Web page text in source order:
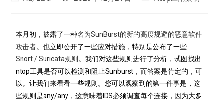
本月初，披露了一种名为SunBurst的新的高度规避的恶意软件
攻击者。也立即公开了一些应对措施，特别是公布了一些
Snort / Suricata规则 。我们对这些规则进行了分析，试图找出
ntop工具是否可以检测和阻止Sunburst，而答案是肯定的，可
以。让我们来看看一些规则。您可以观察到的第一件事是，这
些规则是any/any，这意味着IDS必须调查每个连接，因为大多